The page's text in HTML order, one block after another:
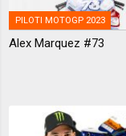
PILOTI MOTOGP 2023
Alex Marquez #73